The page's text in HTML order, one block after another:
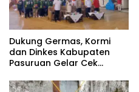
Dukung Germas, Kormi
dan Dinkes Kabupaten
Pasuruan Gelar Cek